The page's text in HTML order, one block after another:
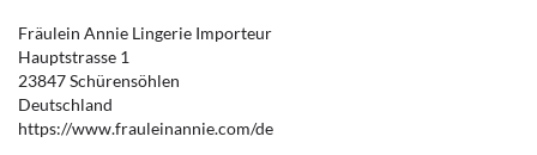
Fräulein Annie Lingerie Importeur
Hauptstrasse 1
23847 Schürensöhlen
Deutschland
https://www.frauleinannie.com/de